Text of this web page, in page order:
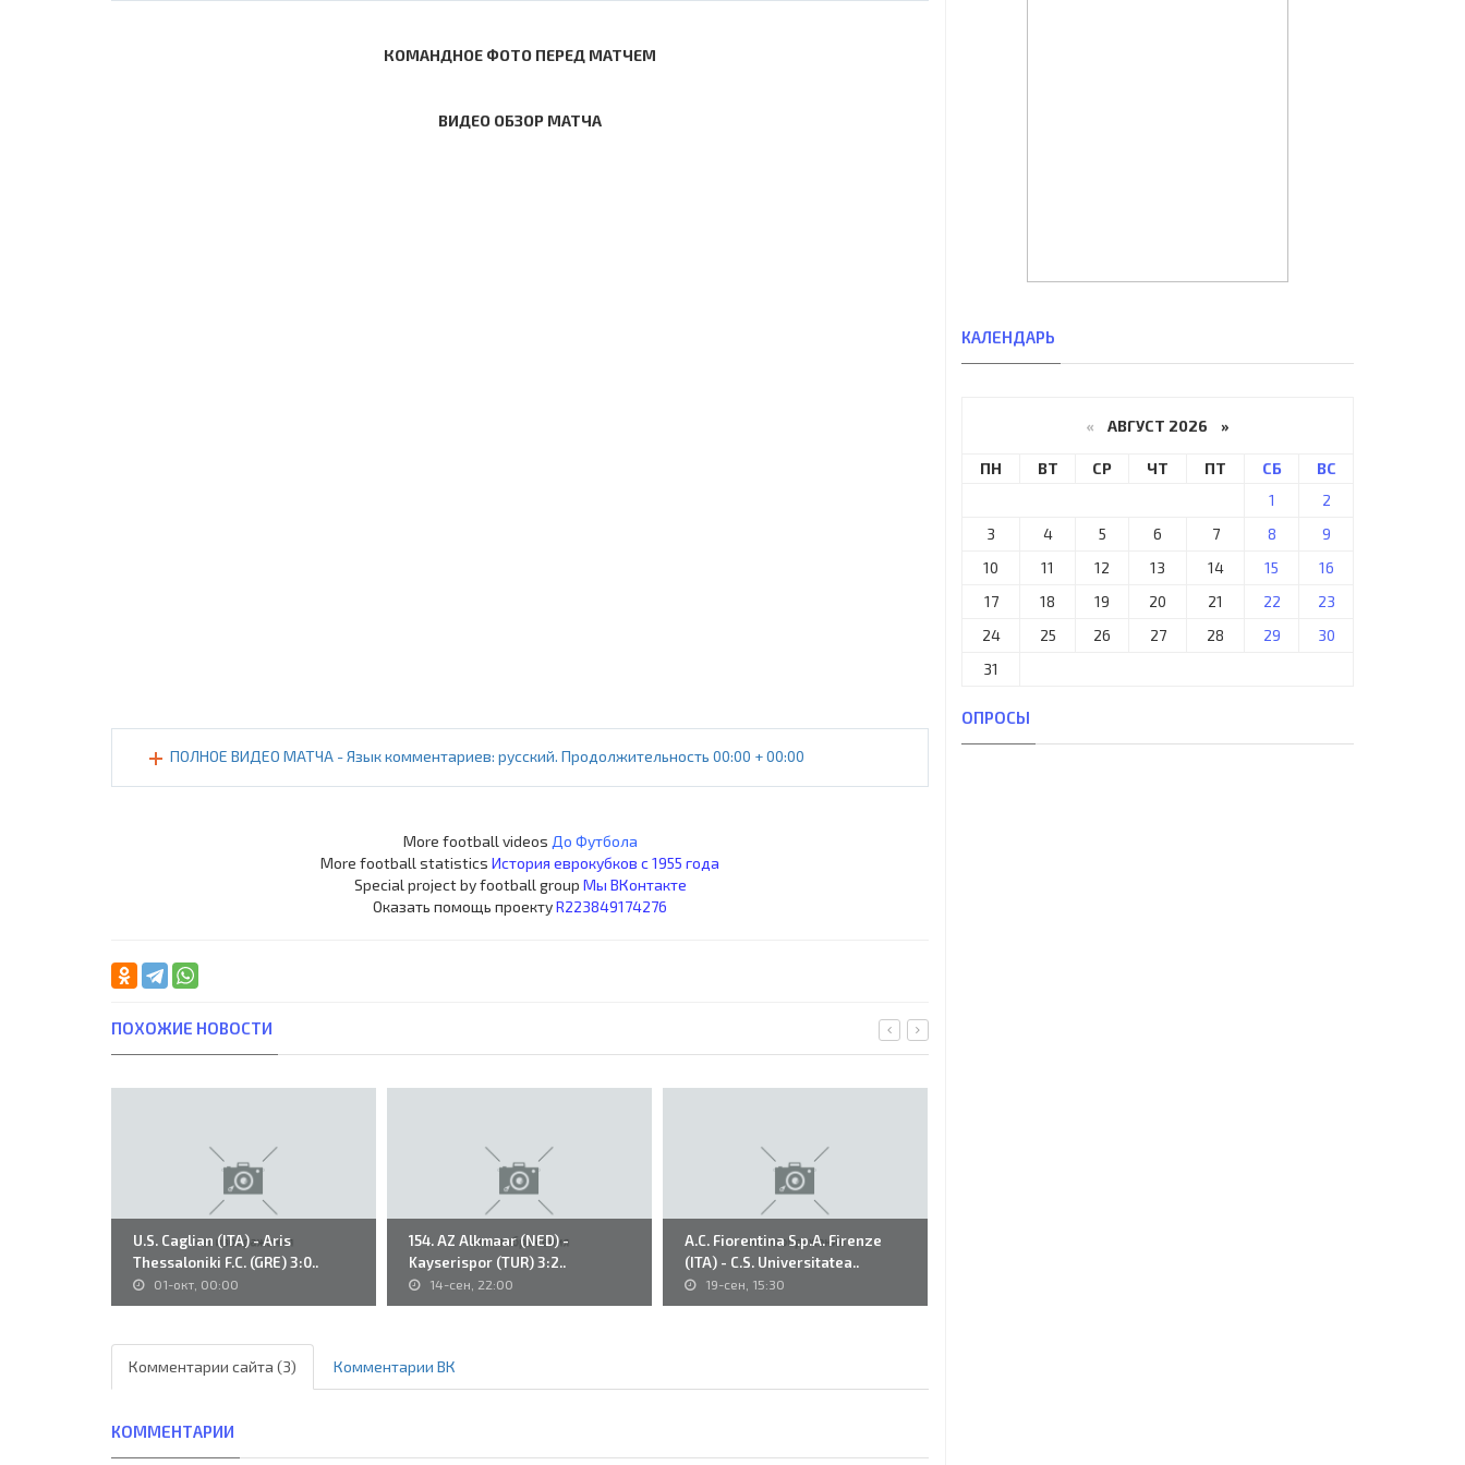
КОМАНДНОЕ ФОТО ПЕРЕД МАТЧЕМ
ВИДЕО ОБЗОР МАТЧА
ПОЛНОЕ ВИДЕО МАТЧА - Язык комментариев: русский. Продолжительность 00:00 + 00:00
More football videos До Футбола
More football statistics История еврокубков с 1955 года
Special project by football group Мы ВКонтакте
Оказать помощь проектуR223849174276
ПОХОЖИЕ НОВОСТИ
U.S. Caglian (ITA) - Aris
Thessaloniki F.C. (GRE) 3:0..
01-окт, 00:00
154. AZ Alkmaar (NED) -
Kayserispor (TUR) 3:2..
14-сен, 22:00
A.C. Fiorentina S.p.A. Firenze
(ITA) - C.S. Universitatea..
19-сен, 15:30
Комментарии сайта (3) Комментарии ВК
КОММЕНТАРИИ
КАЛЕНДАРЬ
« АВГУСТ 2026 »
ПН ВТ СР ЧТ ПТ СБ
ВС
1
2
3
4 5 6 7 8
9
10
11 12 13 14 15
16
17
18 19 20 21 22
23
24
25 26 27 28 29
30
31
ОПРОСЫ